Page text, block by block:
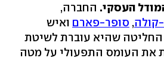
העסקי. החברה,
קולה, סופר-פארם ואיש
החליטה שהיא עוברת לשיטת
את העומס התפעולי על מטה